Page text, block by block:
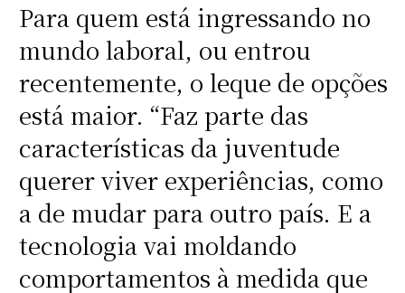
Para quem está ingressando no
mundo laboral, ou entrou
recentemente, o leque de opções
está maior. “Faz parte das
características da juventude
querer viver experiências, como
a de mudar para outro país. E a
tecnologia vai moldando
comportamentos à medida que